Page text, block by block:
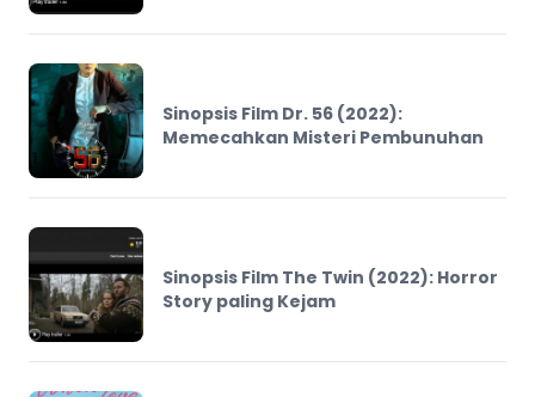
Sinopsis Film Dr. 56 (2022):
Memecahkan Misteri Pembunuhan
Sinopsis Film The Twin (2022): Horror
Story paling Kejam